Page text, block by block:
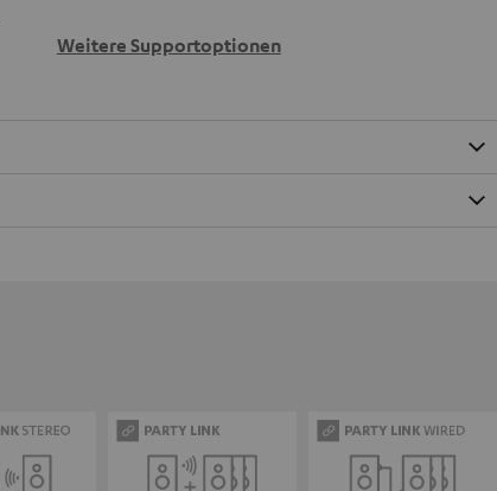
Weitere Supportoptionen